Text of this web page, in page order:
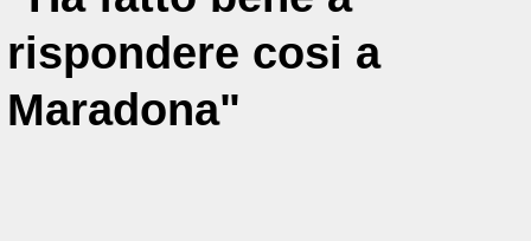
rispondere cosi a
Maradona"